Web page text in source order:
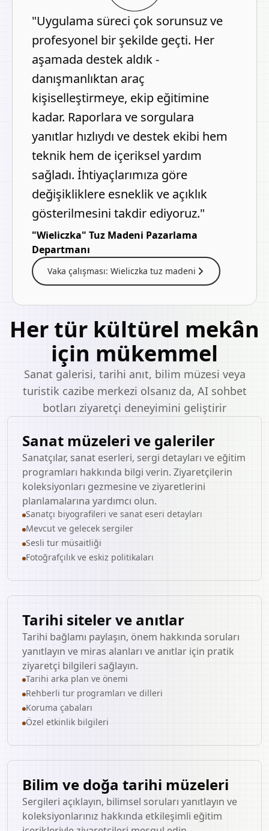
"Uygulama süreci çok sorunsuz ve
profesyonel bir şekilde geçti. Her
aşamada destek aldık -
danışmanlıktan araç
kişiselleştirmeye, ekip eğitimine
kadar. Raporlara ve sorgulara
yanıtlar hızlıydı ve destek ekibi hem
teknik hem de içeriksel yardım
sağladı. İhtiyaçlarımıza göre
değişikliklere esneklik ve açıklık
gösterilmesini takdir ediyoruz."
"Wieliczka" Tuz Madeni Pazarlama
Departmanı
Vaka çalışması: Wieliczka tuz madeni
Her tür kültürel mekân
için mükemmel
Sanat galerisi, tarihi anıt, bilim müzesi veya
turistik cazibe merkezi olsanız da, AI sohbet
botları ziyaretçi deneyimini geliştirir
Sanat müzeleri ve galeriler
Sanatçılar, sanat eserleri, sergi detayları ve eğitim
programları hakkında bilgi verin. Ziyaretçilerin
koleksiyonları gezmesine ve ziyaretlerini
planlamalarına yardımcı olun.
Sanatçı biyografileri ve sanat eseri detayları
Mevcut ve gelecek sergiler
Sesli tur müsaitliği
Fotoğrafçılık ve eskiz politikaları
Tarihi siteler ve anıtlar
Tarihi bağlamı paylaşın, önem hakkında soruları
yanıtlayın ve miras alanları ve anıtlar için pratik
ziyaretçi bilgileri sağlayın.
Tarihi arka plan ve önemi
Rehberli tur programları ve dilleri
Koruma çabaları
Özel etkinlik bilgileri
Bilim ve doğa tarihi müzeleri
Sergileri açıklayın, bilimsel soruları yanıtlayın ve
koleksiyonlarınız hakkında etkileşimli eğitim